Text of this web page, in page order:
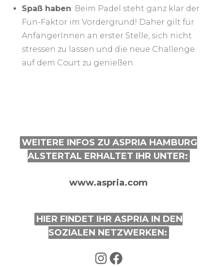
Spaß haben: Beim Padel steht ganz klar der
Fun-Faktor im Vordergrund! Daher gilt für
AnfängerInnen an erster Stelle, sich nicht
stressen zu lassen und die neue Challenge
auf dem Court zu genießen.
WEITERE INFOS ZU ASPRIA HAMBURG
ALSTERTAL ERHALTET IHR UNTER:
www.aspria.com
HIER FINDET IHR ASPRIA IN DEN
SOZIALEN NETZWERKEN:
Instagram
Facebook